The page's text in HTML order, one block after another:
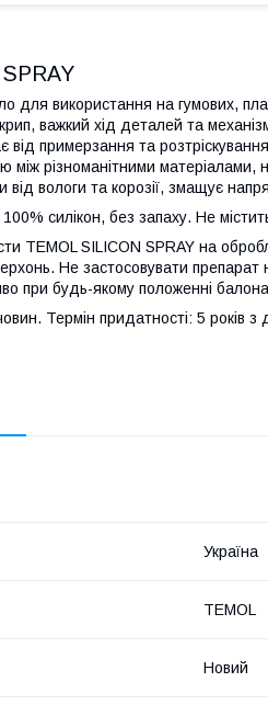
для використання на гумових,
важкий хід деталей та
примерзання та
між різноманітними
вологи та корозії, змащує
силікон, без запаху. Не
TEMOL SILICON SPRAY на
Не застосовувати препарат
при будь-якому положенні
Термін придатності: 5 років з
Україна
TEMOL
Новий